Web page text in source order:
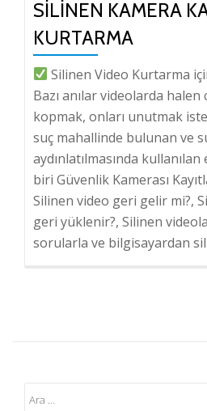
SILINEN KAMERA
KURTARMA
Silinen Video Kurtarma
Bazı anılar videolarda halen
kopmak, onları unutmak
suç mahallinde bulunan ve
aydınlatılmasında
biri Güvenlik Kamerası
Silinen video geri gelir mi?,
geri yüklenir?, Silinen
sorularla ve bilgisayardan